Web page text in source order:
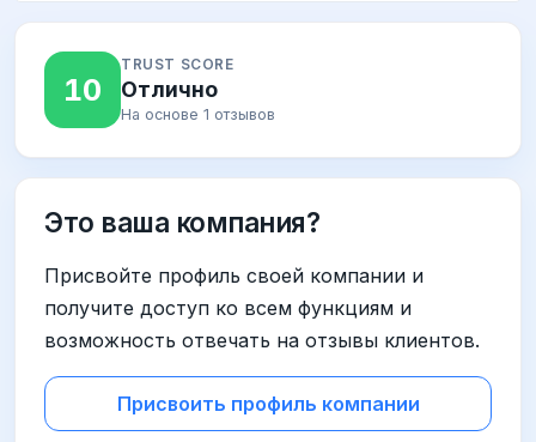
10
TRUST SCORE
Отлично
На основе 1 отзывов
Это ваша компания?
Присвойте профиль своей компании и
получите доступ ко всем функциям и
возможность отвечать на отзывы клиентов.
Присвоить профиль компании